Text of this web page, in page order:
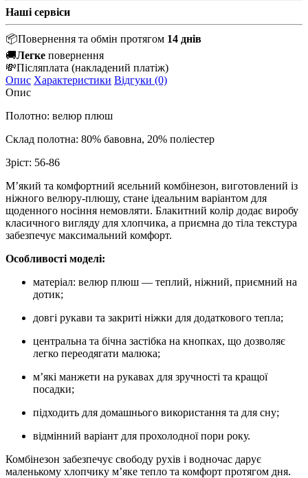
Наші сервіси
📦Повернення та обмін протягом 14 днів
🚚Легке повернення
💸Післяплата (накладений платіж)
Опис Характеристики Відгуки (0)
Опис
Полотно: велюр плюш
Склад полотна: 80% бавовна, 20% поліестер
Зріст: 56-86
М’який та комфортний ясельний комбінезон, виготовлений із
ніжного велюру-плюшу, стане ідеальним варіантом для
щоденного носіння немовляти. Блакитний колір додає виробу
класичного вигляду для хлопчика, а приємна до тіла текстура
забезпечує максимальний комфорт.
Особливості моделі:
матеріал: велюр плюш — теплий, ніжний, приємний на
дотик;
довгі рукави та закриті ніжки для додаткового тепла;
центральна та бічна застібка на кнопках, що дозволяє
легко переодягати малюка;
м’які манжети на рукавах для зручності та кращої
посадки;
підходить для домашнього використання та для сну;
відмінний варіант для прохолодної пори року.
Комбінезон забезпечує свободу рухів і водночас дарує
маленькому хлопчику м’яке тепло та комфорт протягом дня.